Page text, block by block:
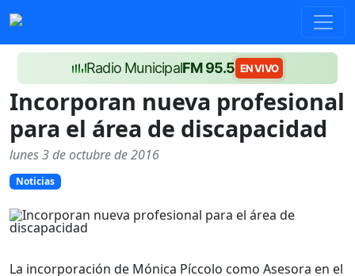
Radio MunicipalFM 95.5 EN VIVO
Incorporan nueva profesional
para el área de discapacidad
lunes 3 de octubre de 2016
Noticias
La incorporación de Mónica Píccolo como Asesora en el